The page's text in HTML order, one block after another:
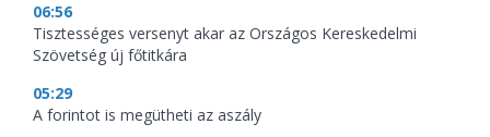
06:56
Tisztességes versenyt akar az Országos Kereskedelmi
Szövetség új főtitkára
05:29
A forintot is megütheti az aszály